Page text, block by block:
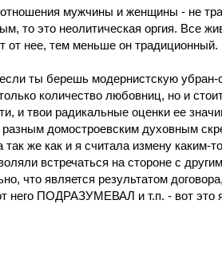
мужчины и женщины - не
то это неолитическая оргия. Все
от нее, тем меньше он традиционный.
ты берешь модернистскую
количество любовниц, но и
и твои радикальные оценки ее
разным домостроевским духовным
так же как и я считала измену
встречаться на стороне с
что является результатом
него ПОДРАЗУМЕВАЛ и т.п. - вот